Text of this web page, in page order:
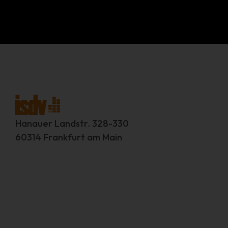
Hanauer Landstr. 328-330
60314 Frankfurt am Main